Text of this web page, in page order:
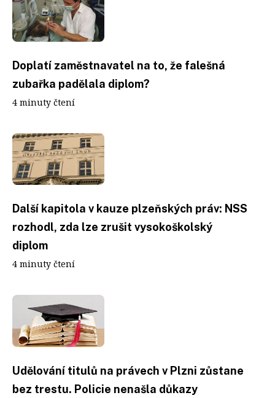
Doplatí zaměstnavatel na to, že falešná
zubařka padělala diplom?
4 minuty čtení
Další kapitola v kauze plzeňských práv: NSS
rozhodl, zda lze zrušit vysokoškolský
diplom
4 minuty čtení
Udělování titulů na právech v Plzni zůstane
bez trestu. Policie nenašla důkazy